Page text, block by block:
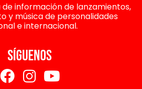
de información de lanzamientos,
y música de personalidades
e internacional.
SÍGUENOS